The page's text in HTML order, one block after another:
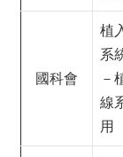
國科會
植
系
－
線
用